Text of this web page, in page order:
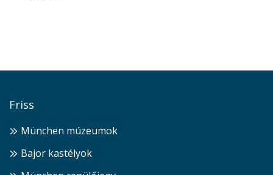
Friss
München múzeumok
Bajor kastélyok